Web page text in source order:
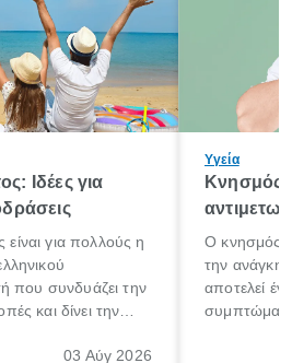
Ιδέες για
για πολλούς η
που συνδυάζει την
και δίνει την
λίγες μέρες
03 Αύγ 2026
Υγεία
Κνησμός:
Ο κνησμός
την ανάγκη
αποτελεί